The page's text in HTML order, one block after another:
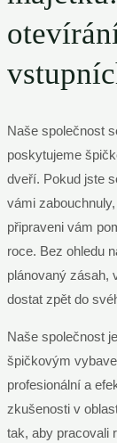
Naše společnost
poskytujeme
dveří. Pokud jste
vámi
připraveni vám
roce. Bez ohledu
plánovaný zásah,
dostat zpět do
Naše společnost
špičkovým
profesionální a
zkušenosti v
tak, aby pracovali